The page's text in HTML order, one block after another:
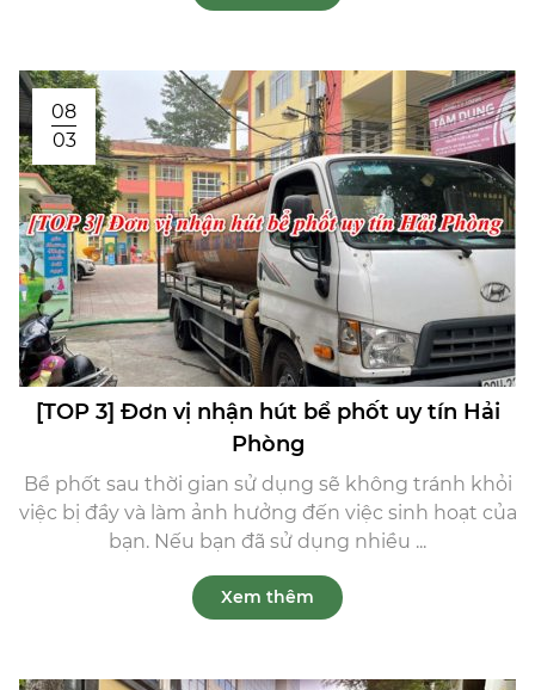
08
03
[TOP 3] Đơn vị nhận hút bể phốt uy tín Hải
Phòng
Bể phốt sau thời gian sử dụng sẽ không tránh khỏi
việc bị đầy và làm ảnh hưởng đến việc sinh hoạt của
bạn. Nếu bạn đã sử dụng nhiều ...
Xem thêm